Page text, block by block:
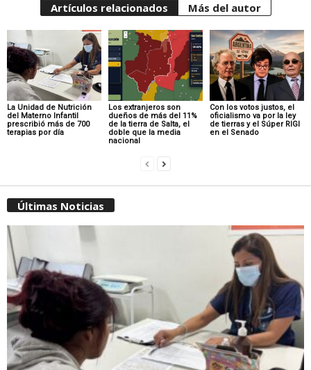
Artículos relacionados Más del autor
La Unidad de Nutrición
del Materno Infantil
prescribió más de 700
terapias por día
Los extranjeros son
dueños de más del 11%
de la tierra de Salta, el
doble que la media
nacional
Con los votos justos, el
oficialismo va por la ley
de tierras y el Súper RIGI
en el Senado
Últimas Noticias